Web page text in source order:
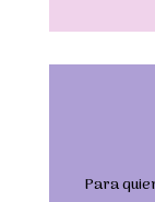
Para